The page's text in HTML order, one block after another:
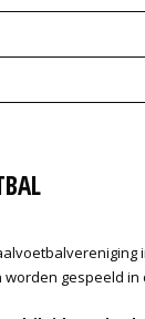
gespeeld in